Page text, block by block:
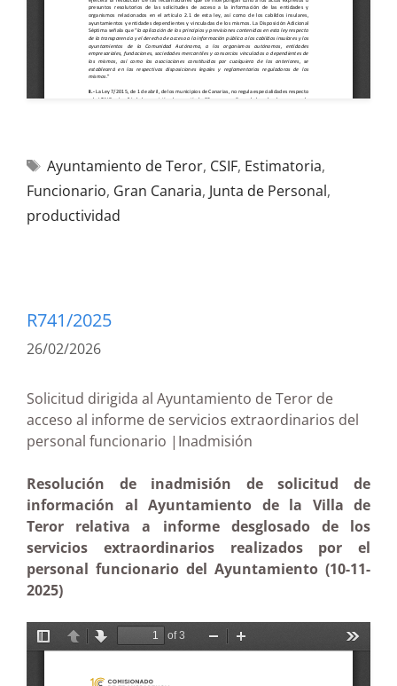
Ayuntamiento de Teror, CSIF, Estimatoria,
Funcionario, Gran Canaria, Junta de Personal,
productividad
R741/2025
26/02/2026
Solicitud dirigida al Ayuntamiento de Teror de
acceso al informe de servicios extraordinarios del
personal funcionario |Inadmisión
Resolución de inadmisión de solicitud de
información al Ayuntamiento de la Villa de
Teror relativa a informe desglosado de los
servicios extraordinarios realizados por el
personal funcionario del Ayuntamiento (10-11-
2025)